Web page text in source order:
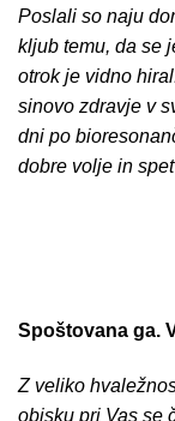
Poslali so naju
kljub temu, da se
otrok je vidno
sinovo zdravje v
dni po
dobre volje in
Spoštovana ga.
Z veliko
obisku pri Vas se